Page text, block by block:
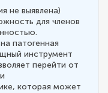
не выявлена)
для членов
патогенная
инструмент
перейти от
которая может